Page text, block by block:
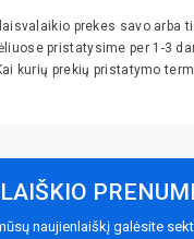
prekes savo arba
pristatysime per 1-3
kurių prekių pristatymo
naujienlaiškį galėsite